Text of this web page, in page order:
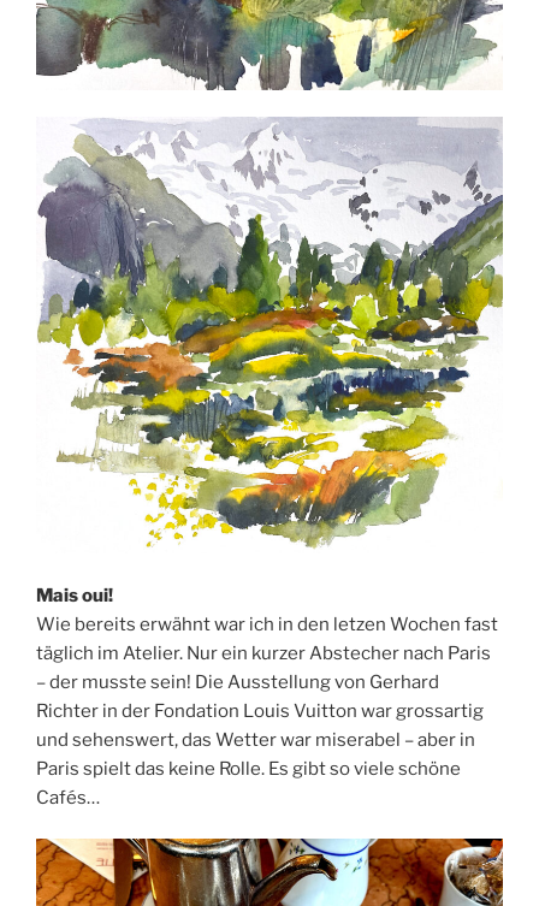
Mais oui!
Wie bereits erwähnt war ich in den letzen Wochen fast
täglich im Atelier. Nur ein kurzer Abstecher nach Paris
– der musste sein! Die Ausstellung von Gerhard
Richter in der Fondation Louis Vuitton war grossartig
und sehenswert, das Wetter war miserabel – aber in
Paris spielt das keine Rolle. Es gibt so viele schöne
Cafés…